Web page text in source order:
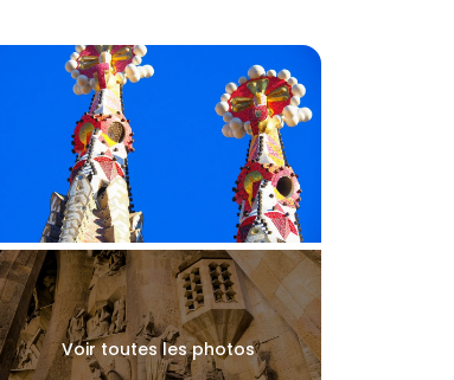
Voir toutes les photos